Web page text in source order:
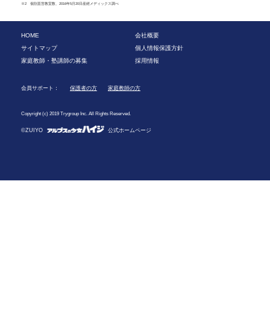
※2 個別直営教室数、2016年5月20日産經メディックス調べ
HOME
会社概要
サイトマップ
個人情報保護方針
家庭教師・塾講師の募集
採用情報
会員サポート： 保護者の方 家庭教師の方
Copyright (c) 2019 Trygroup Inc. All Rights Reserved.
©ZUIYO 公式ホームページ